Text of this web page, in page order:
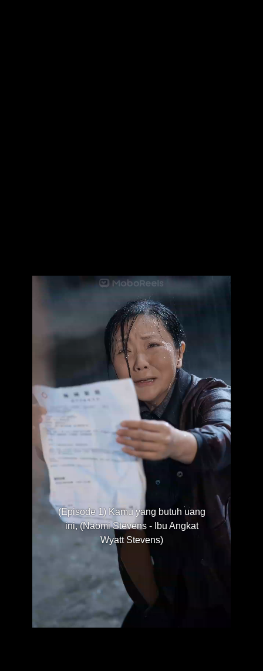
(Episode 1) Kamu yang butuh uang
ini, (Naomi Stevens - Ibu Angkat
Wyatt Stevens)